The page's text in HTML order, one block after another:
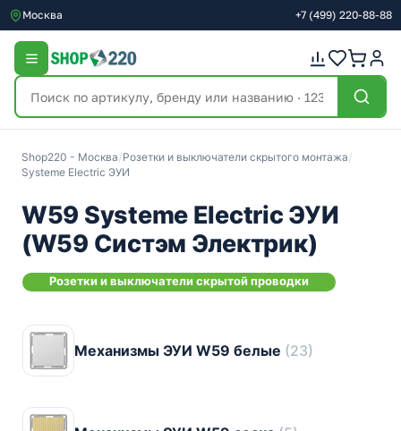
Москва +7 (499) 220-88-88
Shop220 - Москва/Розетки и выключатели скрытого монтажа/
Systeme Electric ЭУИ
W59 Systeme Electric ЭУИ
(W59 Систэм Электрик)
Розетки и выключатели скрытой проводки
Механизмы ЭУИ W59 белые (23)